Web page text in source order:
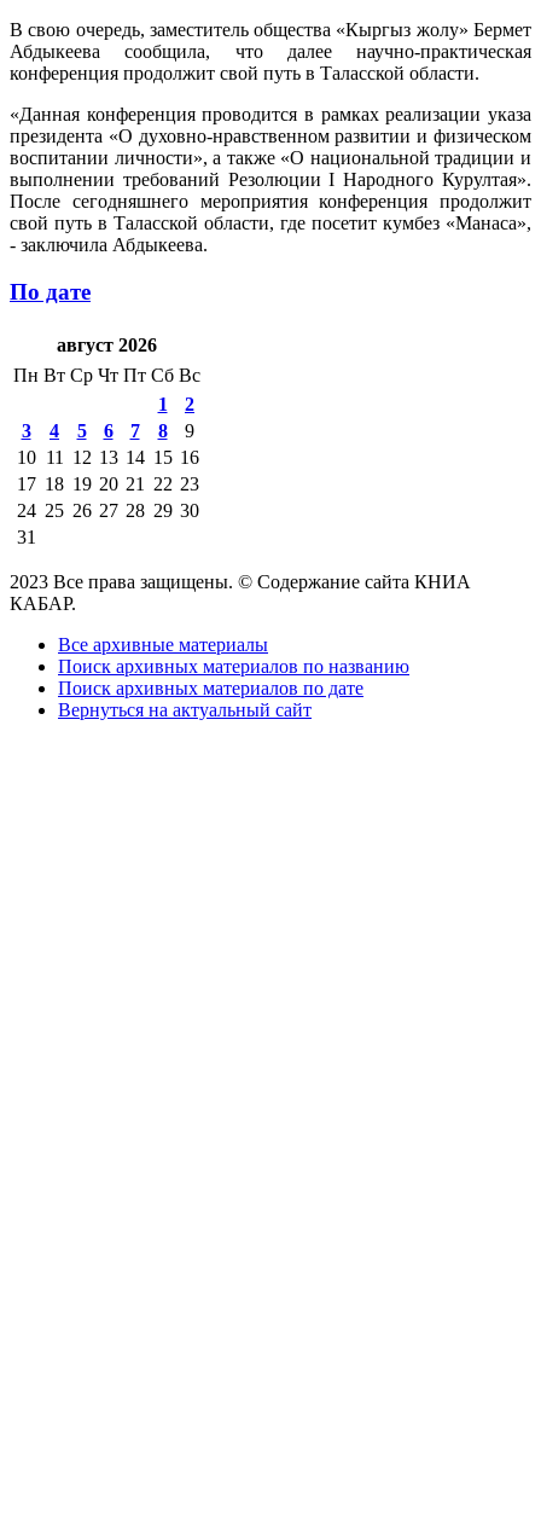
В свою очередь, заместитель общества «Кыргыз жолу» Бермет
Абдыкеева сообщила, что далее научно-практическая
конференция продолжит свой путь в Таласской области.
«Данная конференция проводится в рамках реализации указа
президента «О духовно-нравственном развитии и физическом
воспитании личности», а также «О национальной традиции и
выполнении требований Резолюции I Народного Курултая».
После сегодняшнего мероприятия конференция продолжит
свой путь в Таласской области, где посетит кумбез «Манаса»,
- заключила Абдыкеева.
По дате
август 2026
Пн Вт Ср Чт Пт Сб Вс
1
2
3
4 5 6 7 8
9
10 11 12 13 14 15 16
17 18 19 20 21 22 23
24 25 26 27 28 29 30
31
2023 Все права защищены. © Содержание сайта КНИА
КАБАР.
Все архивные материалы
Поиск архивных материалов по названию
Поиск архивных материалов по дате
Вернуться на актуальный сайт